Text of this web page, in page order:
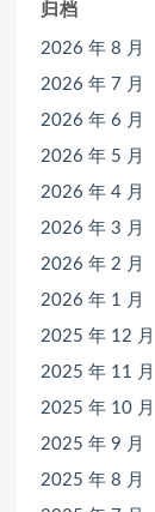
归档
2026 年 8 月
2026 年 7 月
2026 年 6 月
2026 年 5 月
2026 年 4 月
2026 年 3 月
2026 年 2 月
2026 年 1 月
2025 年 12 月
2025 年 11 月
2025 年 10 月
2025 年 9 月
2025 年 8 月